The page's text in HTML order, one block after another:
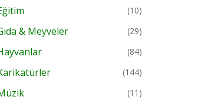
(10)
& Meyveler (29)
(84)
(144)
(11)